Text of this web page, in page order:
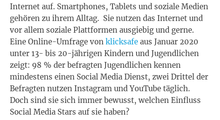
Internet auf. Smartphones, Tablets und soziale Medien
gehören zu ihrem Alltag. Sie nutzen das Internet und
vor allem soziale Plattformen ausgiebig und gerne.
Eine Online-Umfrage von klicksafe aus Januar 2020
unter 13- bis 20-jährigen Kindern und Jugendlichen
zeigt: 98 % der befragten Jugendlichen kennen
mindestens einen Social Media Dienst, zwei Drittel der
Befragten nutzen Instagram und YouTube täglich.
Doch sind sie sich immer bewusst, welchen Einfluss
Social Media Stars auf sie haben?